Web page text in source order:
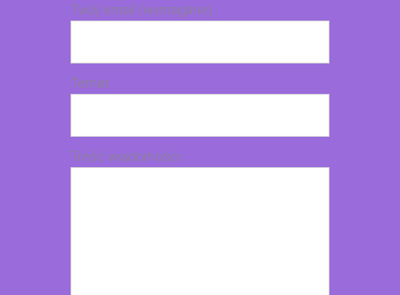
Twój email (wymagane)
Temat
Treść wiadomości